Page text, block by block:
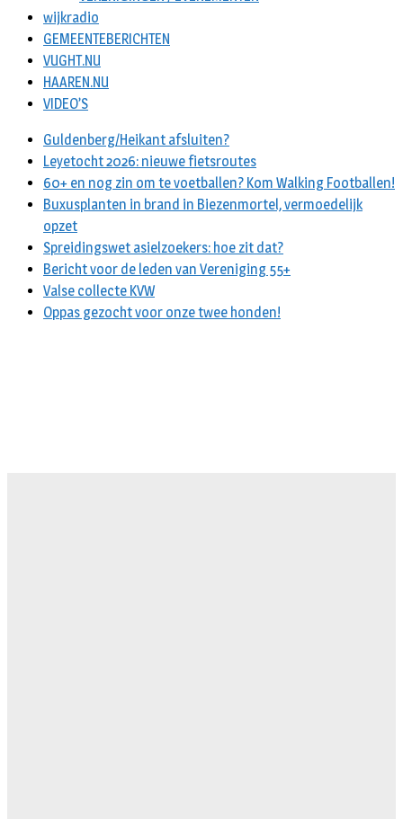
wijkradio
GEMEENTEBERICHTEN
VUGHT.NU
HAAREN.NU
VIDEO’S
Guldenberg/Heikant afsluiten?
Leyetocht 2026: nieuwe fietsroutes
60+ en nog zin om te voetballen? Kom Walking Footballen!
Buxusplanten in brand in Biezenmortel, vermoedelijk
opzet
Spreidingswet asielzoekers: hoe zit dat?
Bericht voor de leden van Vereniging 55+
Valse collecte KVW
Oppas gezocht voor onze twee honden!